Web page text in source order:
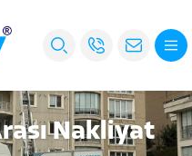
Nakliyat